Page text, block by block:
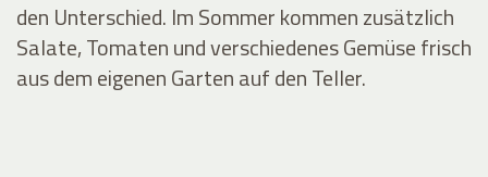
den Unterschied. Im Sommer kommen zusätzlich
Salate, Tomaten und verschiedenes Gemüse frisch
aus dem eigenen Garten auf den Teller.